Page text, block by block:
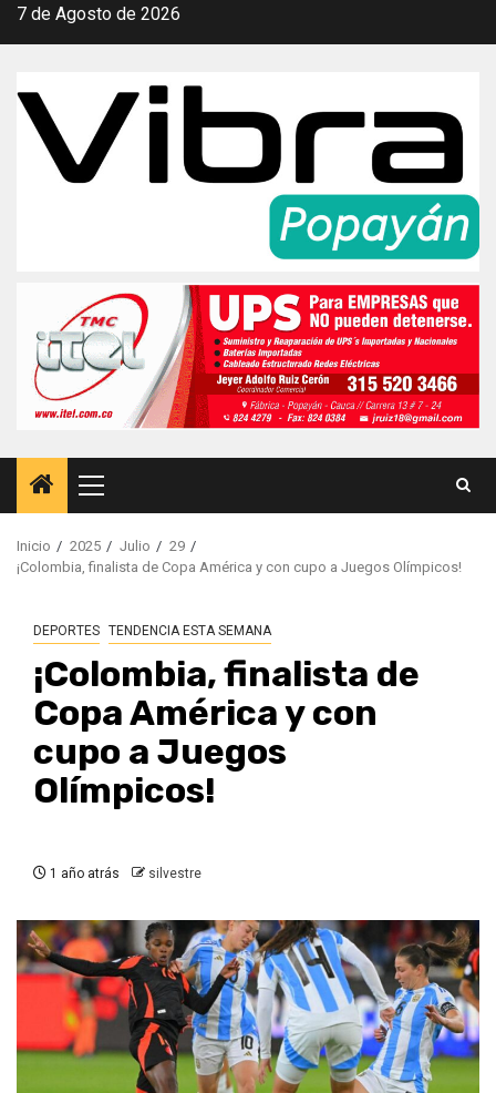
Saltar
7 de Agosto de 2026
Menú
principal
Inicio 2025 Julio
29
¡Colombia, finalista de Copa América y con cupo a Juegos Olímpicos!
DEPORTES TENDENCIA ESTA SEMANA
¡Colombia, finalista de
Copa América y con
cupo a Juegos
Olímpicos!
1 año atrás silvestre